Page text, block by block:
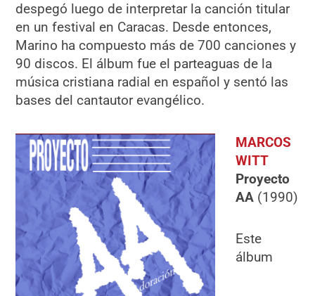
despegó luego de interpretar la canción titular
en un festival en Caracas. Desde entonces,
Marino ha compuesto más de 700 canciones y
90 discos. El álbum fue el parteaguas de la
música cristiana radial en español y sentó las
bases del cantautor evangélico.
MARCOS
WITT
Proyecto
AA(1990)
Este
álbum